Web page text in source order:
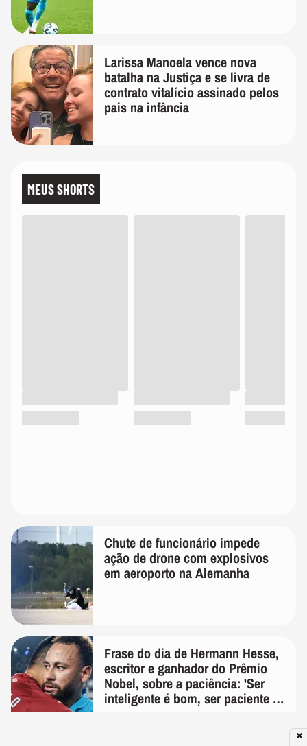
Larissa Manoela vence nova
batalha na Justiça e se livra de
contrato vitalício assinado pelos
pais na infância
MEUS SHORTS
Chute de funcionário impede
ação de drone com explosivos
em aeroporto na Alemanha
Frase do dia de Hermann Hesse,
escritor e ganhador do Prêmio
Nobel, sobre a paciência: 'Ser
inteligente é bom, ser paciente é
melhor'